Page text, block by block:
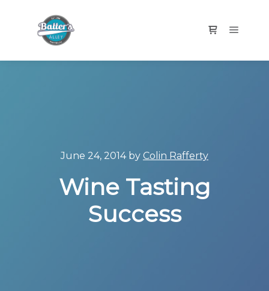
June 24, 2014by Colin Rafferty
Wine Tasting
Success